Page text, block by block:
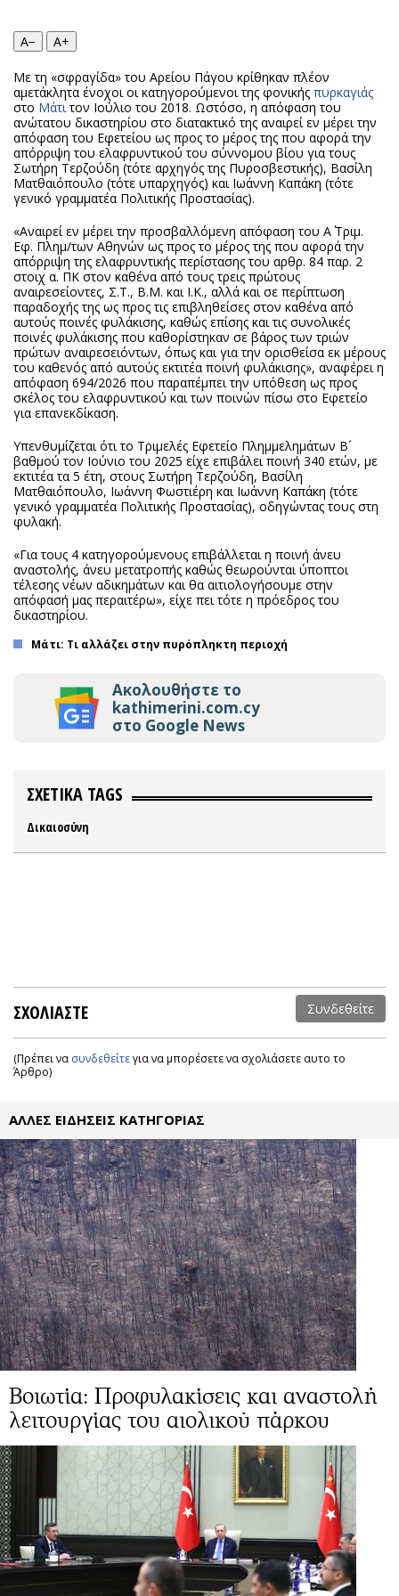
Ελλάδα
Κόσμος
Παράξενα
Πολιτισμός
Σινεμά
Θέατρο-Χορός
Μουσική
Εικαστικά
Βιβλίο
Χειρόγραφα
Media
Εκπομπές
Wine routes
Podcasts
Uncut
Προσφορές
Προσωπικότητες στην ''Κ''
Επιστολές
A− A+
Με τη «σφραγίδα» του Αρείου Πάγου κρίθηκαν πλέον
αμετάκλητα ένοχοι οι κατηγορούμενοι της φονικής πυρκαγιάς
στο Μάτι τον Ιούλιο του 2018. Ωστόσο, η απόφαση του
ανώτατου δικαστηρίου στο διατακτικό της αναιρεί εν μέρει την
απόφαση του Εφετείου ως προς το μέρος της που αφορά την
απόρριψη του ελαφρυντικού του σύννομου βίου για τους
Σωτήρη Τερζούδη (τότε αρχηγός της Πυροσβεστικής), Βασίλη
Ματθαιόπουλο (τότε υπαρχηγός) και Ιωάννη Καπάκη (τότε
γενικό γραμματέα Πολιτικής Προστασίας).
«Αναιρεί εν μέρει την προσβαλλόμενη απόφαση του Α΄ Τριμ.
Εφ. Πλημ/των Αθηνών ως προς το μέρος της που αφορά την
απόρριψη της ελαφρυντικής περίστασης του αρθρ. 84 παρ. 2
στοιχ α. ΠΚ στον καθένα από τους τρεις πρώτους
αναιρεσείοντες, Σ.Τ., Β.Μ. και Ι.Κ., αλλά και σε περίπτωση
παραδοχής της ως προς τις επιβληθείσες στον καθένα από
αυτούς ποινές φυλάκισης, καθώς επίσης και τις συνολικές
ποινές φυλάκισης που καθορίστηκαν σε βάρος των τριών
πρώτων αναιρεσειόντων, όπως και για την ορισθείσα εκ μέρους
του καθενός από αυτούς εκτιτέα ποινή φυλάκισης», αναφέρει η
απόφαση 694/2026 που παραπέμπει την υπόθεση ως προς
σκέλος του ελαφρυντικού και των ποινών πίσω στο Εφετείο
για επανεκδίκαση.
Υπενθυμίζεται ότι το Τριμελές Εφετείο Πλημμελημάτων Β´
βαθμού τον Ιούνιο του 2025 είχε επιβάλει ποινή 340 ετών, με
εκτιτέα τα 5 έτη, στους Σωτήρη Τερζούδη, Βασίλη
Ματθαιόπουλο, Ιωάννη Φωστιέρη και Ιωάννη Καπάκη (τότε
γενικό γραμματέα Πολιτικής Προστασίας), οδηγώντας τους στη
φυλακή.
«Για τους 4 κατηγορούμενους επιβάλλεται η ποινή άνευ
αναστολής, άνευ μετατροπής καθώς θεωρούνται ύποπτοι
τέλεσης νέων αδικημάτων και θα αιτιολογήσουμε στην
απόφασή μας περαιτέρω», είχε πει τότε η πρόεδρος του
δικαστηρίου.
Μάτι: Τι αλλάζει στην πυρόπληκτη περιοχή
Ακολουθήστε το
kathimerini.com.cy
στο Google News
ΣΧΕΤΙΚΑ TAGS
Δικαιοσύνη
ΣΧΟΛΙΑΣΤΕ Συνδεθείτε
(Πρέπει να συνδεθείτεγια να μπορέσετε να σχολιάσετε αυτο το
Άρθρο)
ΑΛΛΕΣ ΕΙΔΗΣΕΙΣ ΚΑΤΗΓΟΡΙΑΣ
Βοιωτία: Προφυλακίσεις και αναστολή
λειτουργίας του αιολικού πάρκου